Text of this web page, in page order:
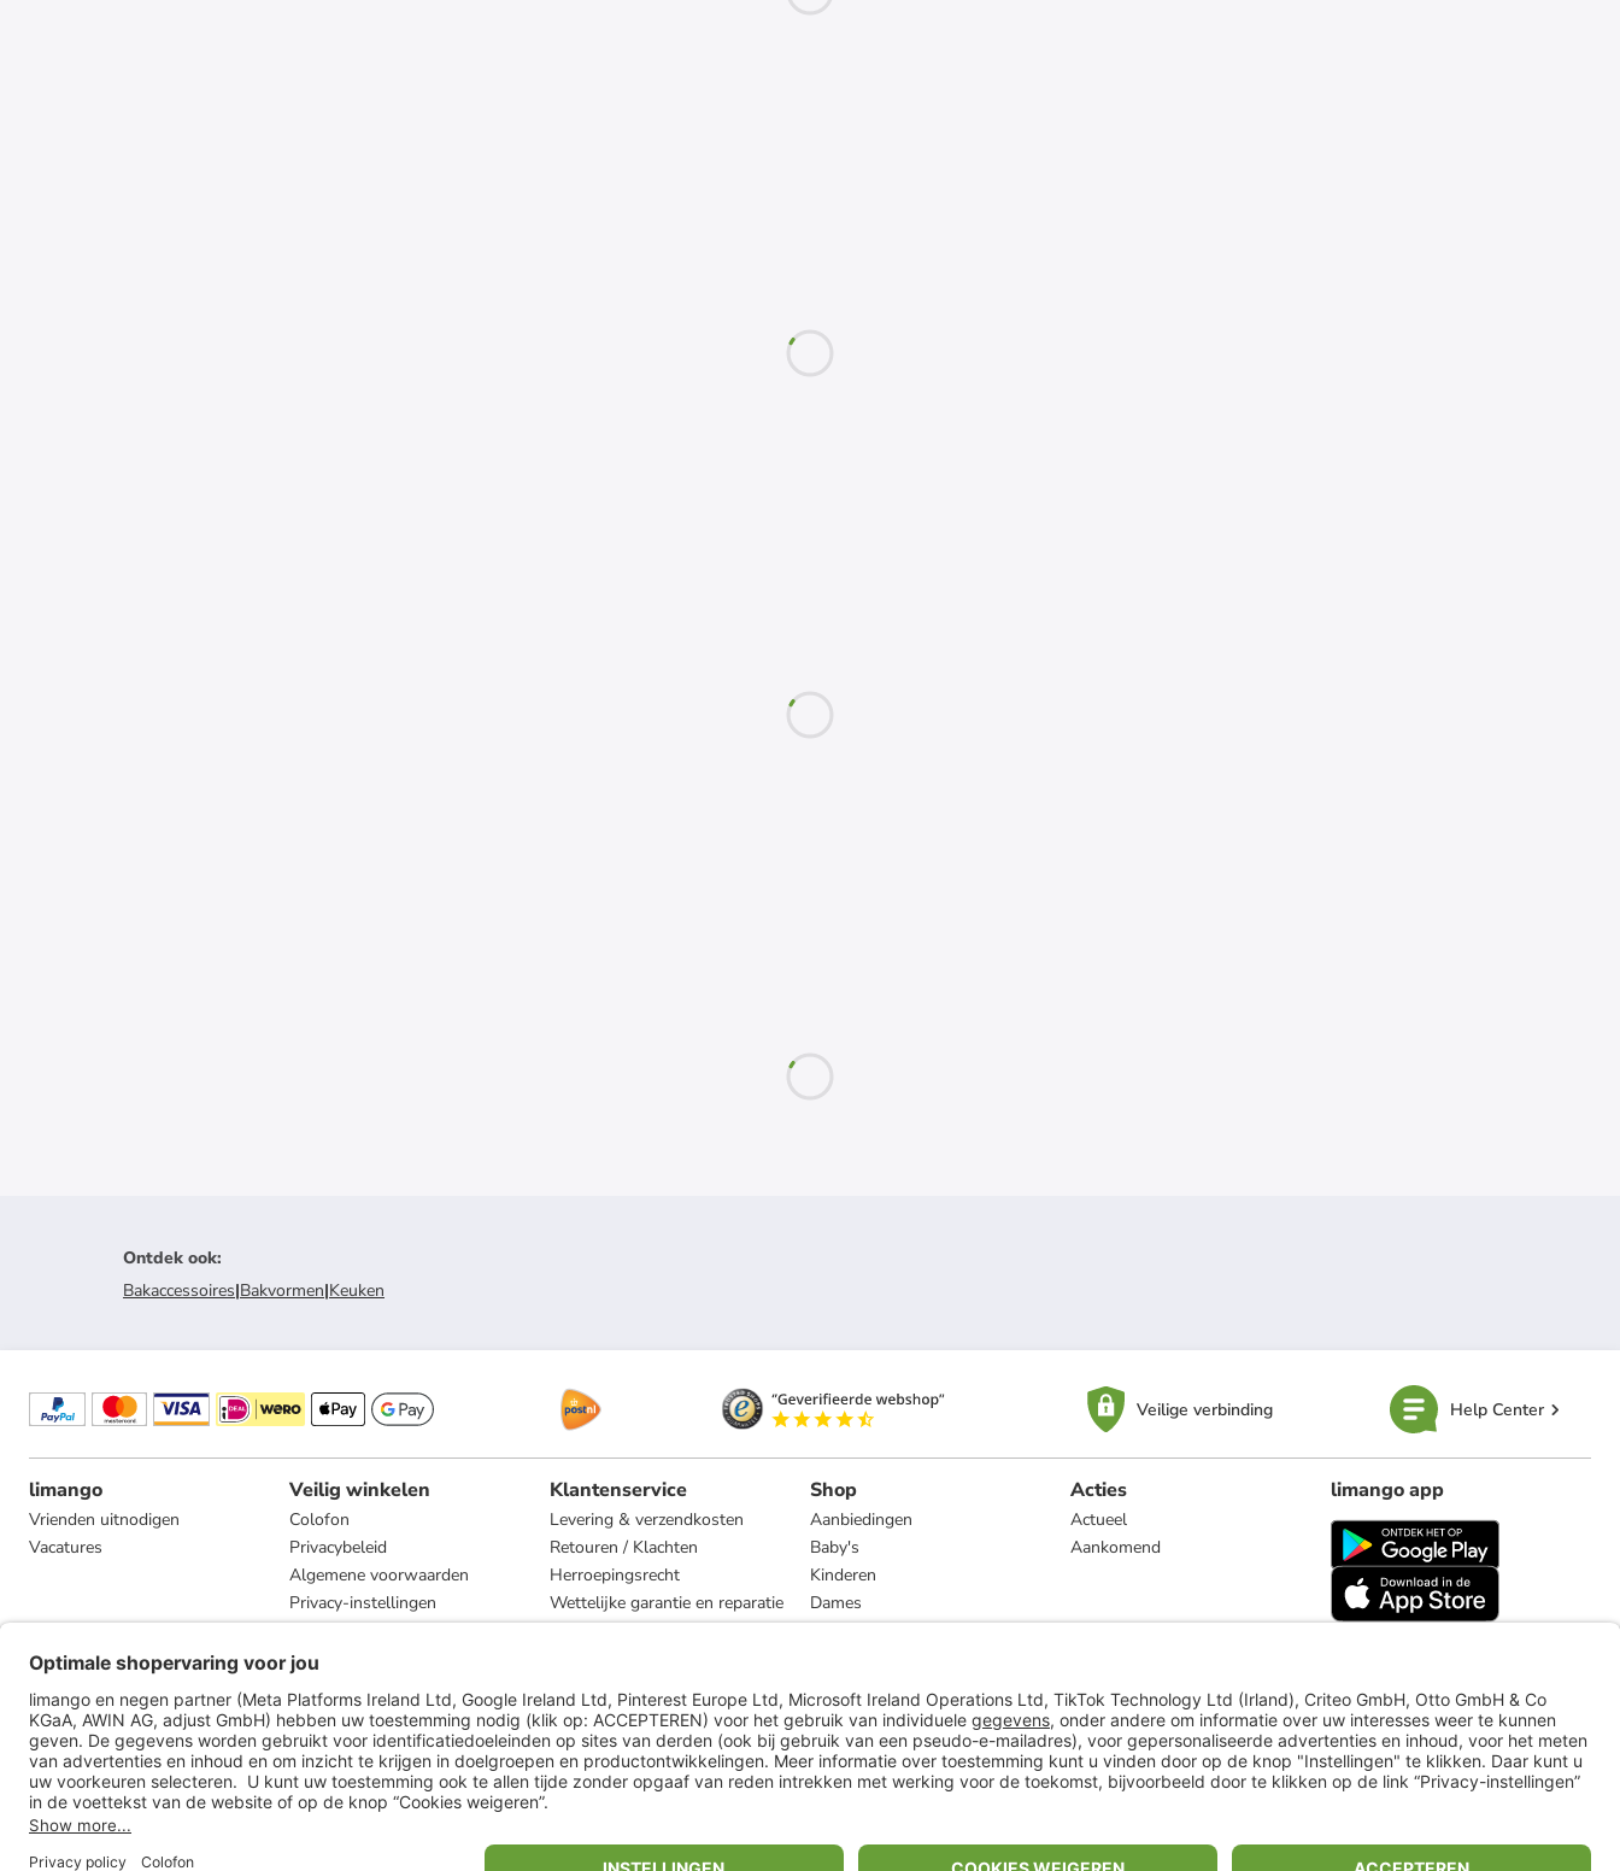
Ontdek ook:
Bakaccessoires|Bakvormen|Keuken
Veilige verbinding Help Center
limango
Vrienden uitnodigen
Vacatures
Veilig winkelen
Colofon
Privacybeleid
Algemene voorwaarden
Privacy-instellingen
Compliance
Klantenservice
Levering & verzendkosten
Retouren / Klachten
Herroepingsrecht
Wettelijke garantie en reparatie
Shop
Aanbiedingen
Baby's
Kinderen
Dames
Heren
Acties
Actueel
Aankomend
limango app
limango.de limango.pl
** Alle prijsopgaven zijn inclusief belasting en exclusief verzendkosten
ᵃ Bij een minimale bestelwaarde van €15.